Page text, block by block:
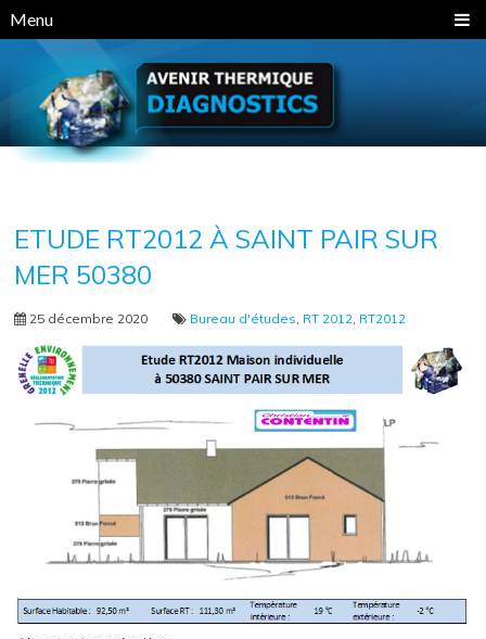
Menu
ETUDE RT2012 À SAINT PAIR SUR
MER 50380
25 décembre 2020 Bureau d'études RT 2012 RT2012
Panneau de gestion des cookies